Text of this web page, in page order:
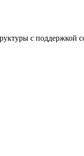
с